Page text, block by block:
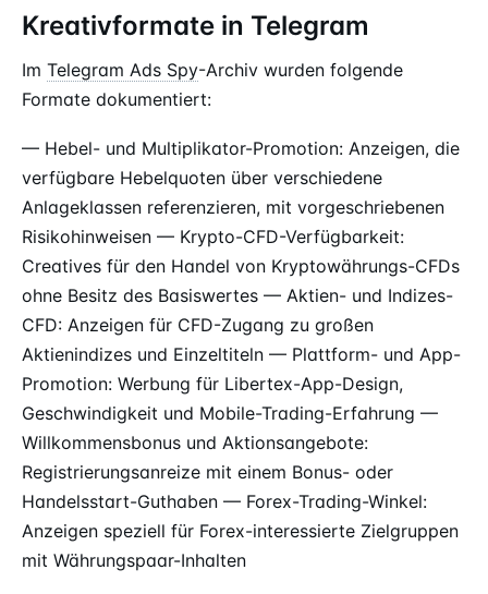
Kreativformate in Telegram
Im Telegram Ads Spy-Archiv wurden folgende
Formate dokumentiert:
— Hebel- und Multiplikator-Promotion: Anzeigen, die
verfügbare Hebelquoten über verschiedene
Anlageklassen referenzieren, mit vorgeschriebenen
Risikohinweisen — Krypto-CFD-Verfügbarkeit:
Creatives für den Handel von Kryptowährungs-CFDs
ohne Besitz des Basiswertes — Aktien- und Indizes-
CFD: Anzeigen für CFD-Zugang zu großen
Aktienindizes und Einzeltiteln — Plattform- und App-
Promotion: Werbung für Libertex-App-Design,
Geschwindigkeit und Mobile-Trading-Erfahrung —
Willkommensbonus und Aktionsangebote:
Registrierungsanreize mit einem Bonus- oder
Handelsstart-Guthaben — Forex-Trading-Winkel:
Anzeigen speziell für Forex-interessierte Zielgruppen
mit Währungspaar-Inhalten